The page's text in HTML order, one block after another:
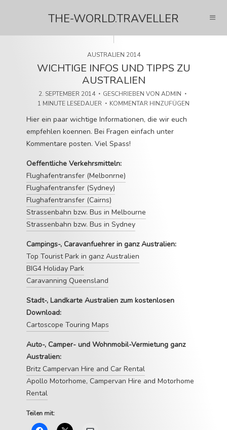
THE-WORLD.TRAVELLER
AUSTRALIEN 2014
WICHTIGE INFOS UND TIPPS ZU
AUSTRALIEN
2. SEPTEMBER 2014 GESCHRIEBEN VON ADMIN
1 MINUTE LESEDAUER
KOMMENTAR HINZUFÜGEN
Hier ein paar wichtige Informationen, die wir euch
empfehlen koennen. Bei Fragen einfach unter
Kommentare posten. Viel Spass!
Oeffentliche Verkehrsmitteln:
Flughafentransfer (Melbonrne)
Flughafentransfer (Sydney)
Flughafentransfer (Cairns)
Strassenbahn bzw. Bus in Melbourne
Strassenbahn bzw. Bus in Sydney
Campings-, Caravanfuehrer in ganz Australien:
Top Tourist Park in ganz Australien
BIG4 Holiday Park
Caravanning Queensland
Stadt-, Landkarte Australien zum kostenlosen
Download:
Cartoscope Touring Maps
Auto-, Camper- und Wohnmobil-Vermietung ganz
Australien:
Britz Campervan Hire and Car Rental
Apollo Motorhome, Campervan Hire and Motorhome
Rental
Teilen mit: